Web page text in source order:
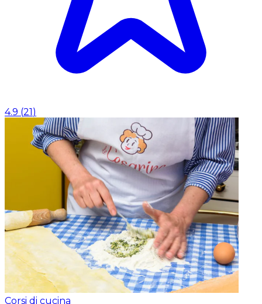
4.9 (21 )
Corsi di cucina